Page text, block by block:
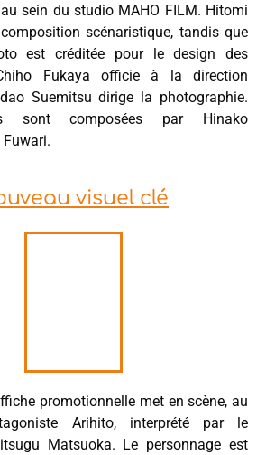
sein du studio MAHO FILM. Hitomi
scénaristique, tandis que
est créditée pour le design des
Fukaya officie à la direction
Suemitsu dirige la photographie.
sont composées par Hinako
visuel clé
promotionnelle met en scène, au
Arihito, interprété par le
Matsuoka. Le personnage est